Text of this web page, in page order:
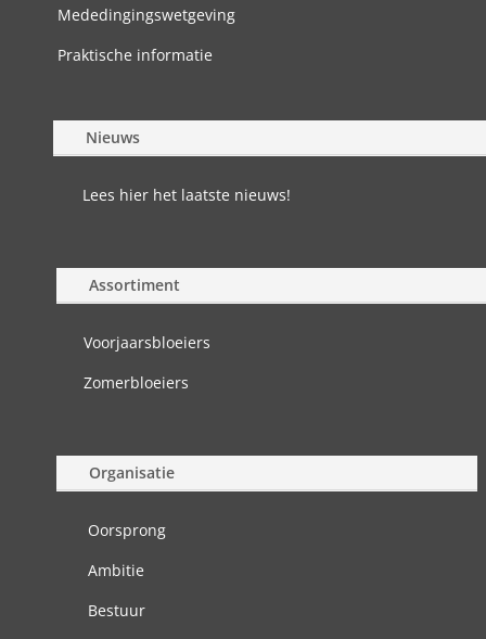
Mededingingswetgeving
Praktische informatie
Nieuws
Lees hier het laatste nieuws!
Assortiment
Voorjaarsbloeiers
Zomerbloeiers
Organisatie
Oorsprong
Ambitie
Bestuur